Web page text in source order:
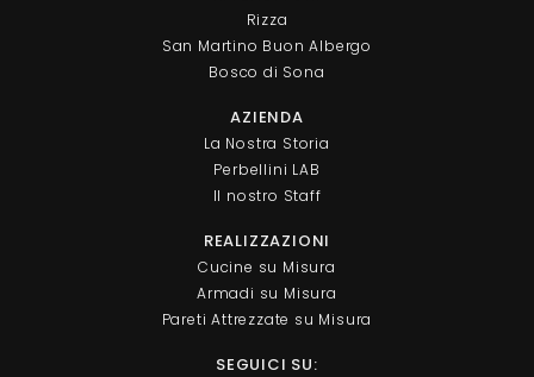
Rizza
San Martino Buon Albergo
Bosco di Sona
AZIENDA
La Nostra Storia
Perbellini LAB
Il nostro Staff
REALIZZAZIONI
Cucine su Misura
Armadi su Misura
Pareti Attrezzate su Misura
SEGUICI SU: